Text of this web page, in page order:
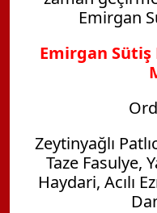
Emirgan
Emirgan Sütiş
Zeytinyağlı
Taze Fasulye,
Haydari, Acılı